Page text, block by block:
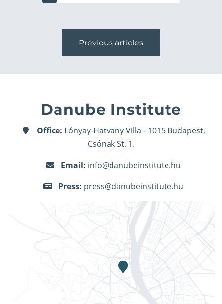
Previous articles
Danube Institute
Office: Lónyay-Hatvany Villa - 1015 Budapest,
Csónak St. 1.
Email: info@danubeinstitute.hu
Press: press@danubeinstitute.hu